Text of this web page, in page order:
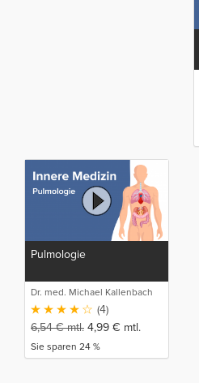
Pulmologie
Dr. med. Michael Kallenbach
(4)
6,54€mtl. 4,99 € mtl.
Sie sparen 24 %